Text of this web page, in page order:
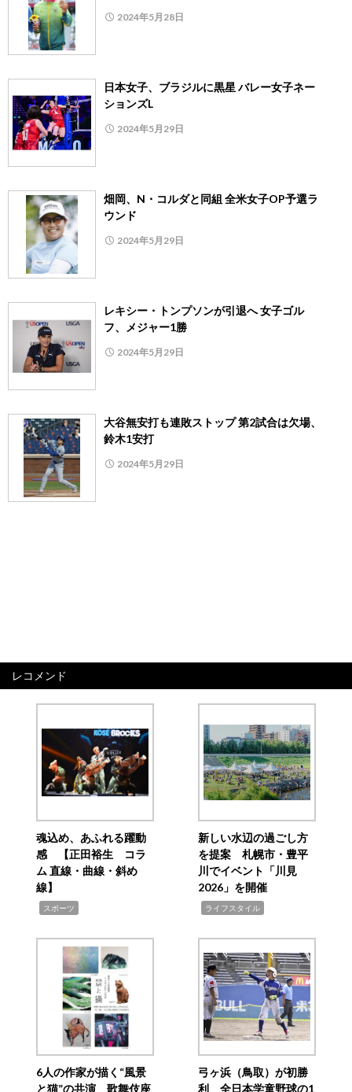
2024年5月28日
日本女子、ブラジルに黒星 バレー女子ネー
ションズL
2024年5月29日
畑岡、N・コルダと同組 全米女子OP予選ラ
ウンド
2024年5月29日
レキシー・トンプソンが引退へ 女子ゴル
フ、メジャー1勝
2024年5月29日
大谷無安打も連敗ストップ 第2試合は欠場、
鈴木1安打
2024年5月29日
レコメンド
魂込め、あふれる躍動
感 【正田裕生 コラ
ム 直線・曲線・斜め
線】
スポーツ
新しい水辺の過ごし方
を提案 札幌市・豊平
川でイベント「川見
2026」を開催
ライフスタイル
6人の作家が描く“風景
と猫”の共演 歌舞伎座
弓ヶ浜（鳥取）が初勝
利 全日本学童野球の1